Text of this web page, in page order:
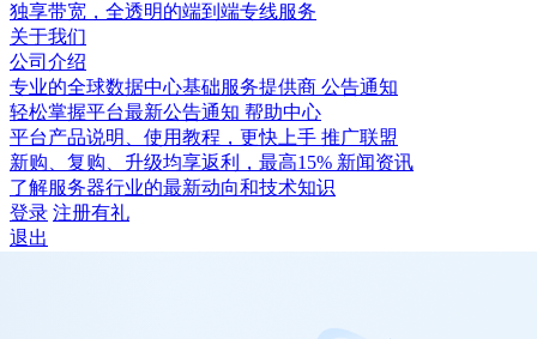
独享带宽，全透明的端到端专线服务
关于我们
公司介绍
专业的全球数据中心基础服务提供商 公告通知
轻松掌握平台最新公告通知 帮助中心
平台产品说明、使用教程，更快上手 推广联盟
新购、复购、升级均享返利，最高15% 新闻资讯
了解服务器行业的最新动向和技术知识
登录 注册有礼
退出